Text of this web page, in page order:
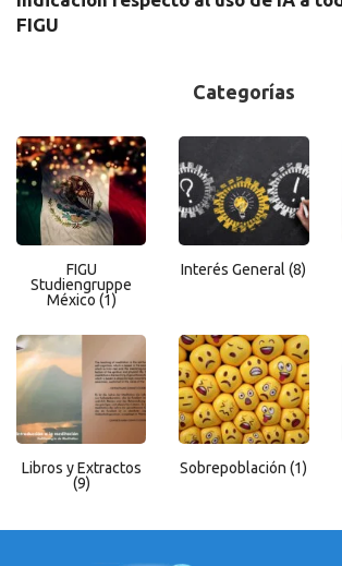
FIGU
Categorías
FIGU
Studiengruppe
México (1)
Interés General (8)
Libros y Extractos
(9)
Sobrepoblación (1)